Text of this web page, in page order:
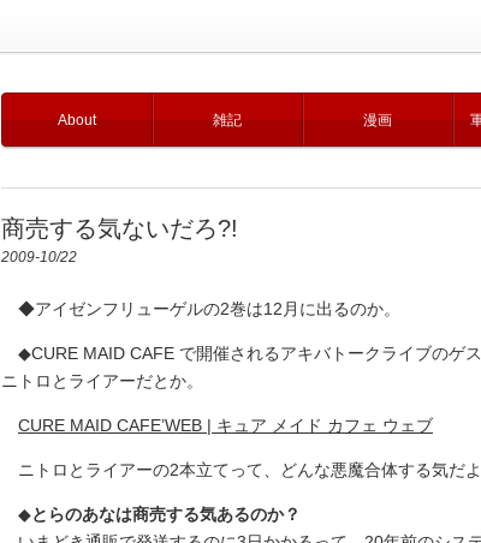
About 雑記 漫画
商売する気ないだろ?!
2009-10/22
◆アイゼンフリューゲルの2巻は12月に出るのか。
◆CURE MAID CAFE で開催されるアキバトークライブのゲ
ニトロとライアーだとか。
CURE MAID CAFE’WEB | キュア メイド カフェ ウェブ
ニトロとライアーの2本立てって、どんな悪魔合体する気だよ
◆とらのあなは商売する気あるのか？